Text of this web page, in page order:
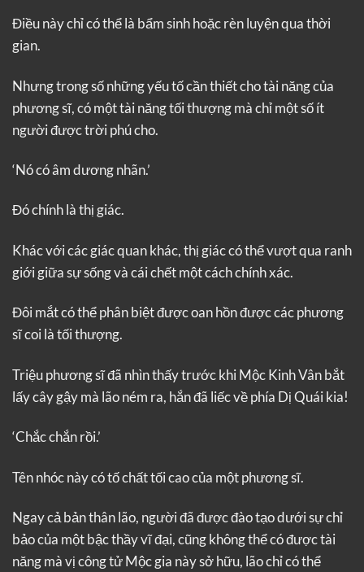
Điều này chỉ có thể là bẩm sinh hoặc rèn luyện qua thời
gian.
Nhưng trong số những yếu tố cần thiết cho tài năng của
phương sĩ, có một tài năng tối thượng mà chỉ một số ít
người được trời phú cho.
‘Nó có âm dương nhãn.’
Đó chính là thị giác.
Khác với các giác quan khác, thị giác có thể vượt qua ranh
giới giữa sự sống và cái chết một cách chính xác.
Đôi mắt có thể phân biệt được oan hồn được các phương
sĩ coi là tối thượng.
Triệu phương sĩ đã nhìn thấy trước khi Mộc Kinh Vân bắt
lấy cây gậy mà lão ném ra, hắn đã liếc về phía Dị Quái kia!
‘Chắc chắn rồi.’
Tên nhóc này có tố chất tối cao của một phương sĩ.
Ngay cả bản thân lão, người đã được đào tạo dưới sự chỉ
bảo của một bậc thầy vĩ đại, cũng không thể có được tài
năng mà vị công tử Mộc gia này sở hữu, lão chỉ có thể